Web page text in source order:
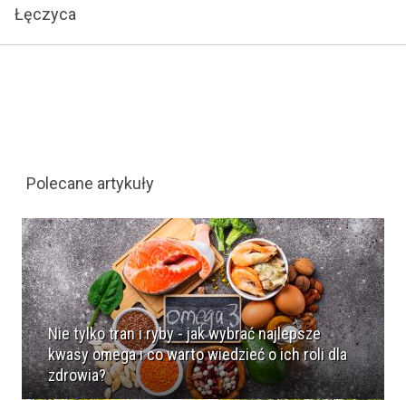
Łęczyca
Polecane artykuły
Nie tylko tran i ryby - jak wybrać najlepsze
kwasy omega i co warto wiedzieć o ich roli dla
zdrowia?